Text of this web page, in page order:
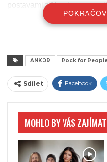
postavami z Naruta,
„MADARA · endless dream“
nejpoutavější a
Eleni Nota (Řecko) spolu s
ANKOR Rock for
Sdílet Facebook
MOHLO BY VÁS ZAJÍMAT